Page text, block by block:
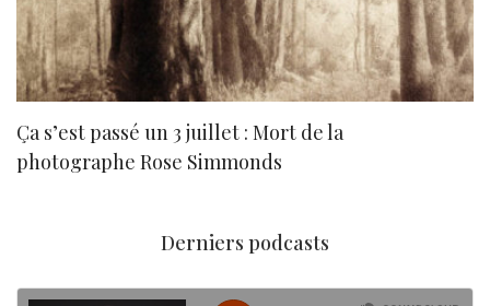
Ça s’est passé un 3 juillet : Mort de la
photographe Rose Simmonds
Derniers podcasts